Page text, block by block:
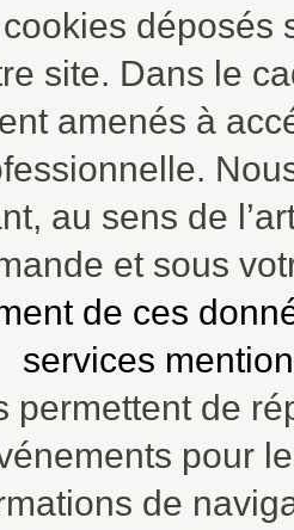
déposés
site. Dans le
amenés à
au sens de
et sous
de ces
services
permettent de
pour
de